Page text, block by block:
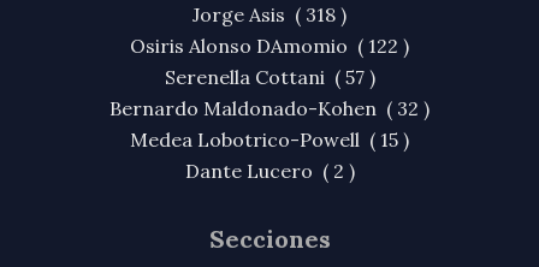
Jorge Asis ( 318 )
Osiris Alonso DAmomio ( 122 )
Serenella Cottani ( 57 )
Bernardo Maldonado-Kohen ( 32 )
Medea Lobotrico-Powell ( 15 )
Dante Lucero ( 2 )
Secciones